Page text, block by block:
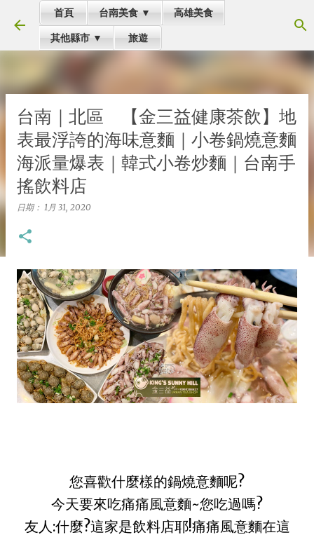
跳到主要內容
首頁 台南美食 ▼ 高雄美食
其他縣市 ▼ 旅遊
台南｜北區 【金三益健康茶飲】地
表最浮誇的海味意麵｜小卷鍋燒意麵
海派量爆表｜韓式小卷炒麵｜台南手
搖飲料店
日期： 1月 31, 2020
您喜歡什麼樣的鍋燒意麵呢?
今天要來吃痛痛風意麵~您吃過嗎?
友人:什麼?這家是飲料店耶!痛痛風意麵在這